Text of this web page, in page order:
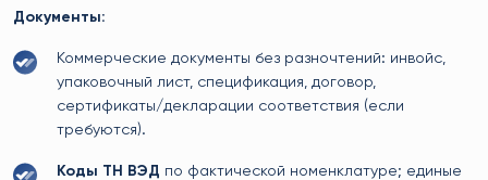
Документы:
Коммерческие документы без разночтений: инвойс,
упаковочный лист, спецификация, договор,
сертификаты/декларации соответствия (если
требуются).
Коды ТН ВЭД по фактической номенклатуре; единые